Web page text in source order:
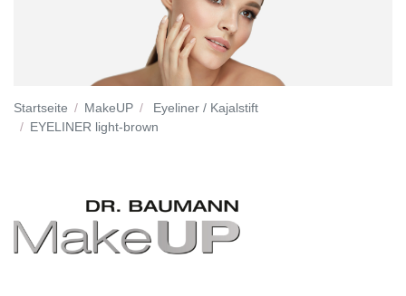
Startseite MakeUP
Eyeliner / Kajalstift
EYELINER light-brown